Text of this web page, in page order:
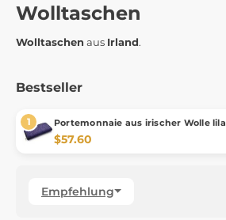
Wolltaschen
Wolltaschen aus Irland.
Bestseller
Portemonnaie aus irischer Wolle lila
$57.60
Empfehlung